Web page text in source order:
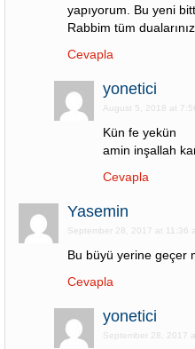
yapıyorum. Bu yeni
Rabbim tüm
Cevapla
yonetici
August 5, 2018 at
Kün fe yekün
amin inşallah
Cevapla
Yasemin
September 28, 2017 at 11:36
Bu büyü yerine geçer
Cevapla
yonetici
September 28, 2017